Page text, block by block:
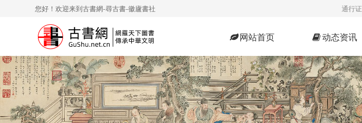
您好！欢迎来到古書網-尋古書-徽廬書社 通行证
网站首页 动态资讯